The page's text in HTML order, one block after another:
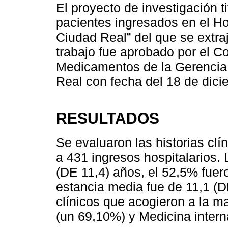
El proyecto de investigación
pacientes ingresados en el
Ciudad Real” del que se
trabajo fue aprobado por el
Medicamentos de la
Real con fecha del 18 de
RESULTADOS
Se evaluaron las historias
a 431 ingresos hospitalarios.
(DE 11,4) años, el 52,5%
estancia media fue de 11,1
clínicos que acogieron a la
(un 69,10%) y Medicina